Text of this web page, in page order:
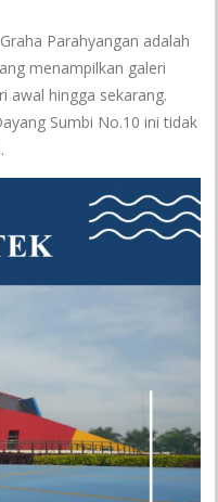
Parahyangan adalah
menampilkan galeri
awal hingga sekarang.
Sumbi No.10 ini tidak